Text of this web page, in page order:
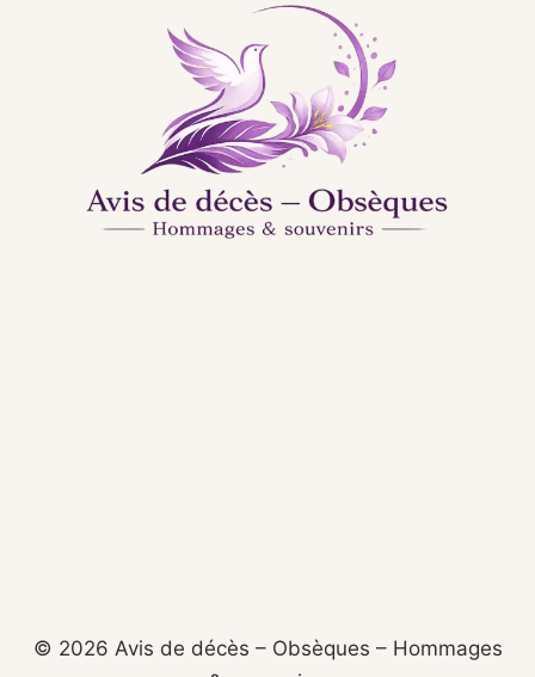
© 2026 Avis de décès – Obsèques – Hommages